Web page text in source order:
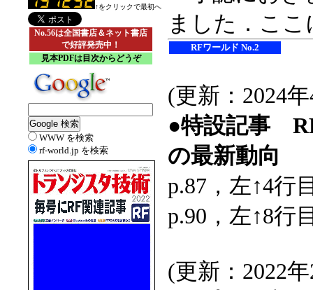
↑をクリックで最初へ
No.56は全国書店＆ネット書店
で好評発売中！
見本PDFは目次からどうぞ
WWW を検索
rf-world.jp を検索
ました．こ
RFワールド No.2
(更新：2024
●特設記事
の最新動向
p.87，左↑4行
p.90，左↑8行
(更新：2022